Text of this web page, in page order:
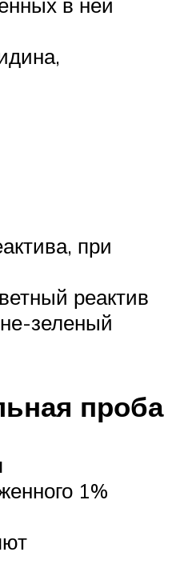
при
реактив
зеленый
проба
1%